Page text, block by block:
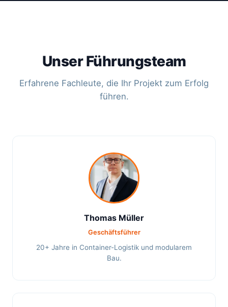
Unser Führungsteam
Erfahrene Fachleute, die Ihr Projekt zum Erfolg
führen.
Thomas Müller
Geschäftsführer
20+ Jahre in Container-Logistik und modularem
Bau.